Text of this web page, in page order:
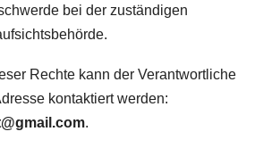
bei der zuständigen
Rechte kann der Verantwortliche
kontaktiert werden:
.